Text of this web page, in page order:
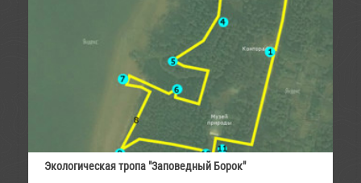
Экологическая тропа "Заповедный Борок"